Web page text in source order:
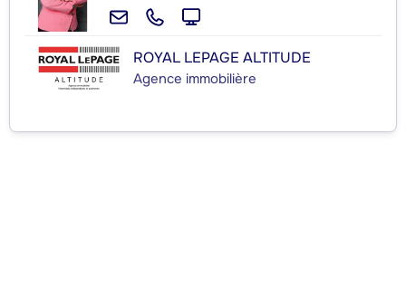
ROYAL LEPAGE ALTITUDE
Agence immobilière